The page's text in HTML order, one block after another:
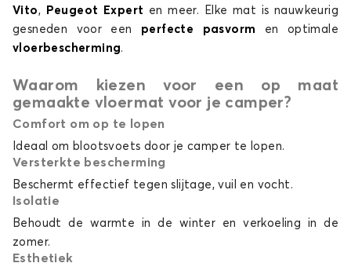
Vito, Peugeot Expert en meer. Elke mat is nauwkeurig
gesneden voor een perfecte pasvorm en optimale
vloerbescherming.
Waarom kiezen voor een op maat
gemaakte vloermat voor je camper?
Comfort om op te lopen
Ideaal om blootsvoets door je camper te lopen.
Versterkte bescherming
Beschermt effectief tegen slijtage, vuil en vocht.
Isolatie
Behoudt de warmte in de winter en verkoeling in de
zomer.
Esthetiek